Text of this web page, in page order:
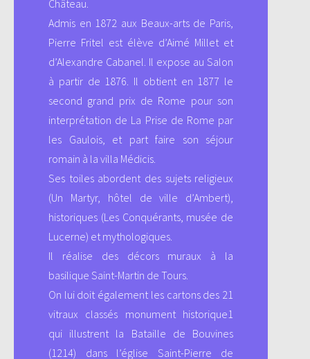
Château.
Admis en 1872 aux Beaux-arts de Paris,
Pierre Fritel est élève d’Aimé Millet et
d’Alexandre Cabanel. Il expose au Salon
à partir de 1876. Il obtient en 1877 le
second grand prix de Rome pour son
interprétation de La Prise de Rome par
les Gaulois, et part faire son séjour
romain à la villa Médicis.
Ses toiles abordent des sujets religieux
(Un Martyr, hôtel de ville d’Ambert),
historiques (Les Conquérants, musée de
Lucerne) et mythologiques.
Il réalise des décors muraux à la
basilique Saint-Martin de Tours.
On lui doit également les cartons des 21
vitraux classés monument historique1
qui illustrent la Bataille de Bouvines
(1214) dans l’église Saint-Pierre de